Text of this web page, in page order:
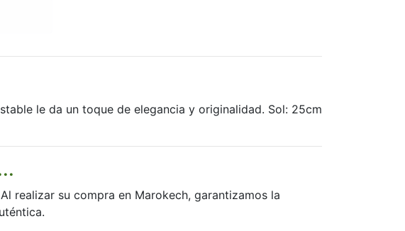
le da un toque de elegancia y originalidad. Sol: 25cm
realizar su compra en Marokech, garantizamos la